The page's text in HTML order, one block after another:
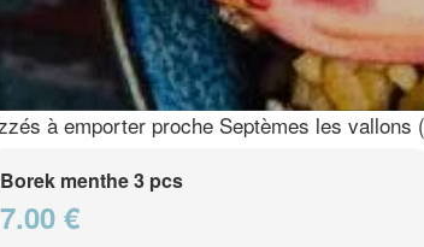
à emporter proche Septèmes les vallons
Borek menthe 3 pcs
7.00 €